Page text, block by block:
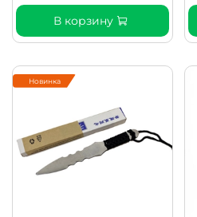
В корзину
Новинка